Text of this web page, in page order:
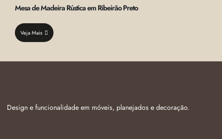
Mesa de Madeira Rústica em Ribeirão Preto
Veja Mais
Design e funcionalidade em móveis, planejados e decoração.